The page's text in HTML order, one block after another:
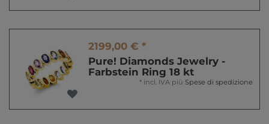
2199,00 € *
Pure! Diamonds Jewelry -
Farbstein Ring 18 kt
* incl. IVA più Spese di spedizione